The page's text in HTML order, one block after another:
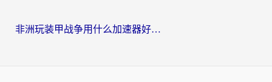
非洲玩装甲战争用什么加速器好？海外党亲测有效的国服游戏加速方案